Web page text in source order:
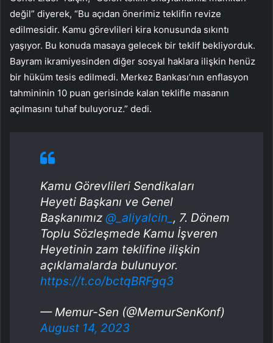
değil” diyerek, “Bu açıdan önerimiz teklifin revize
edilmesidir. Kamu görevlileri kira konusunda sıkıntı
yaşıyor. Bu konuda masaya gelecek bir teklif bekliyorduk.
Bayram ikramiyesinden diğer sosyal haklara ilişkin henüz
bir hüküm tesis edilmedi. Merkez Bankası’nın enflasyon
tahmininin 10 puan gerisinde kalan teklifle masanın
açılmasını tuhaf buluyoruz.” dedi.
Kamu Görevlileri Sendikaları
Heyeti Başkanı ve Genel
Başkanımız @_aliyalcin_ , 7. Dönem
Toplu Sözleşmede Kamu İşveren
Heyetinin zam teklifine ilişkin
açıklamalarda bulunuyor.
https://t.co/bctqBRFgq3
— Memur-Sen (@MemurSenKonf)
August 14, 2023